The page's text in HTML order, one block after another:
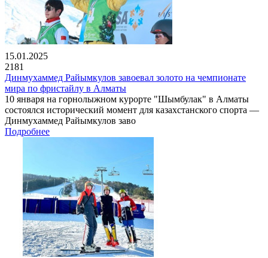
15.01.2025
2181
Динмухаммед Райымкулов завоевал золото на чемпионате
мира по фристайлу в Алматы
10 января на горнолыжном курорте "Шымбулак" в Алматы
состоялся исторический момент для казахстанского спорта —
Динмухаммед Райымкулов заво
Подробнее